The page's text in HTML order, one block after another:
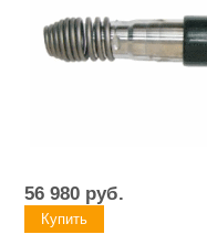
56 980 руб.